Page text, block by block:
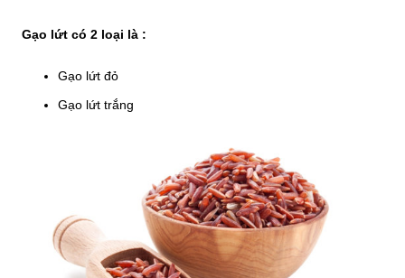
Gạo lứt có 2 loại là :
Gạo lứt đỏ
Gạo lứt trắng